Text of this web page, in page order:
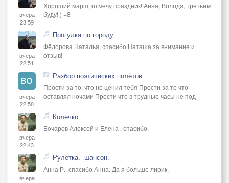
вчера
23:59
Хороший марш, отмечу праздник! Анна, Володя, третьим
буду! ) +8
вчера
22:51
Прогулка по городу
Фёдорова Наталья, спасибо Наташа за внимание и
отзыв!
вчера
22:50
Разбор поэтических полётов
Прости за то, что не ценил тебя Прости за то что
оставлял ночами Прости что в трудные часы не под
вчера
22:43
Колечко
Бочаров Алексей и Елена , спасибо.
вчера
Рулетка.- шансон.
Анна Р., спасибо Анна. Да я больше лирик.